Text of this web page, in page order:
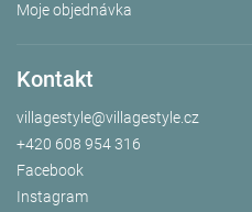
Moje objednávka
Kontakt
villagestyle@villagestyle.cz
+420 608 954 316
Facebook
Instagram